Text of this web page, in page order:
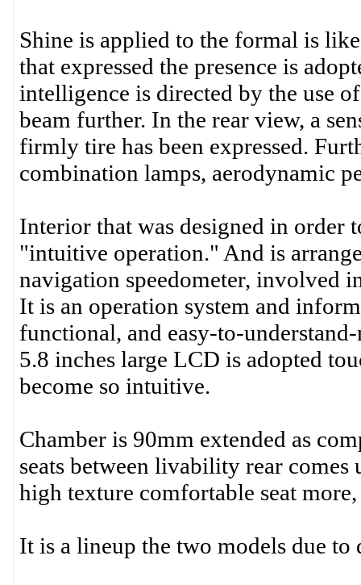
Shine is applied to the formal is
that expressed the presence is
intelligence is directed by the use
beam further. In the rear view, a
firmly tire has been expressed.
combination lamps, aerodynamic
Interior that was designed in order
"intuitive operation." And is
navigation speedometer, involved
It is an operation system and
functional, and easy-to-
5.8 inches large LCD is adopted
become so intuitive.
Chamber is 90mm extended as
seats between livability rear
high texture comfortable seat
It is a lineup the two models due